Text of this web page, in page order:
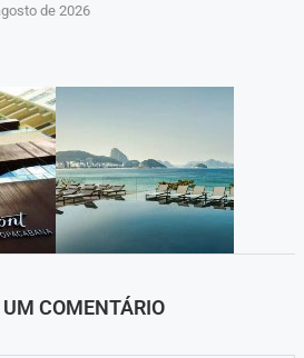
de 2026
UM COMENTÁRIO